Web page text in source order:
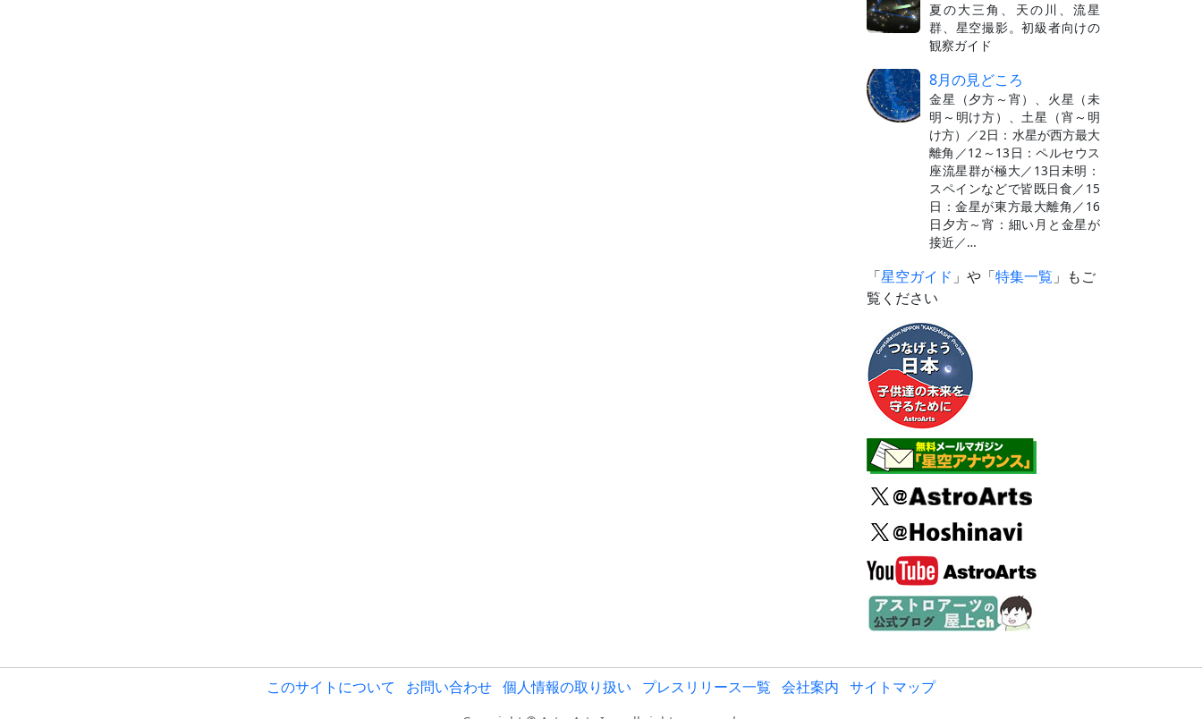
夏の大三角、天の川、流星
群、星空撮影。初級者向けの
観察ガイド
8月の見どころ
金星（夕方～宵）、火星（未
明～明け方）、土星（宵～明
け方）／2日：水星が西方最大
離角／12～13日：ペルセウス
座流星群が極大／13日未明：
スペインなどで皆既日食／15
日：金星が東方最大離角／16
日夕方～宵：細い月と金星が
接近／…
「星空ガイド 」や「特集一覧 」もご
覧ください
このサイトについて お問い合わせ 個人情報の取り扱い プレスリリース一覧 会社案内 サイトマップ